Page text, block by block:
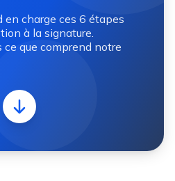
en charge ces 6 étapes
à la signature.
ce que comprend notre